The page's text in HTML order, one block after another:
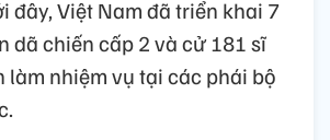
đây, Việt Nam đã triển khai 7
dã chiến cấp 2 và cử 181 sĩ
làm nhiệm vụ tại các phái bộ